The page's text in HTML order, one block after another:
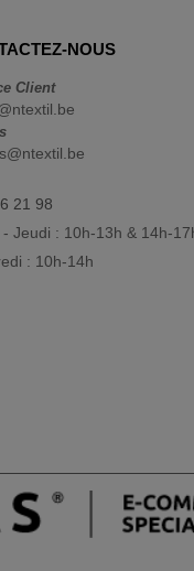
NOUS
Client
21 98
- Jeudi : 10h-13h & 14h-
: 10h-14h